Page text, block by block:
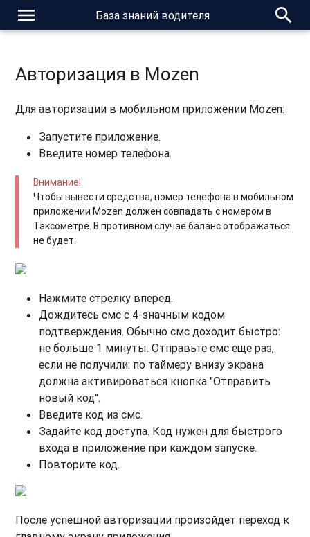
menu База знаний водителя search
Авторизация в Mozen
Для авторизации в мобильном приложении Mozen:
​Запустите приложение.
Введите номер телефона.
Внимание!
Чтобы вывести средства, номер телефона в мобильном
приложении Mozen должен совпадать с номером в
Таксометре. В противном случае баланс отображаться
не будет.
Нажмите стрелку вперед.
Дождитесь смс с 4-значным кодом
подтверждения. Обычно смс доходит быстро:
не больше 1 минуты. Отправьте смс еще раз,
если не получили: по таймеру внизу экрана
должна активироваться кнопка "Отправить
новый код".
Введите код из смс.
Задайте код доступа. Код нужен для быстрого
входа в приложение при каждом запуске.
Повторите код.
​​После успешной авторизации произойдет переход к